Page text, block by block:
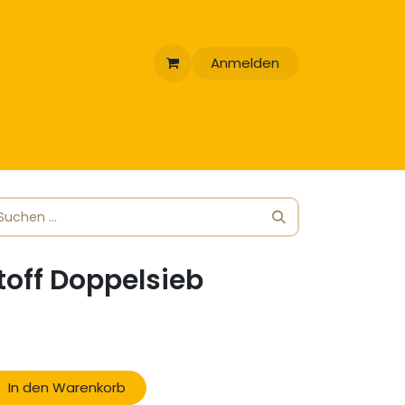
Anmelden
Doppelsieb
In den Warenkorb